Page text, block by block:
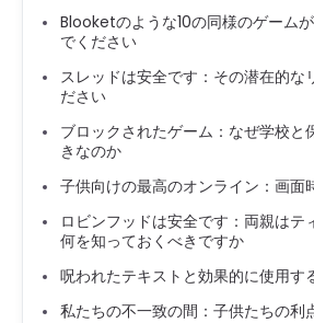
Blooketのような10の同様のゲーム
でください
スレッドは安全です：その潜在的な
ださい
ブロックされたゲーム：なぜ学校と
きなのか
子供向けの最高のオンライン：画面
ロビンフッドは安全です：両親はテ
何を知っておくべきですか
呪われたテキストと効果的に使用す
私たちの不一致の間：子供たちの利